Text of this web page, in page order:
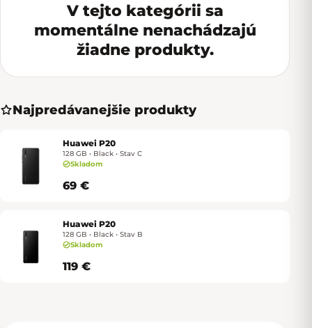
V tejto kategórii sa
momentálne nenachádzajú
žiadne produkty.
Najpredávanejšie produkty
Huawei P20
128 GB • Black • Stav C
Skladom
69 €
Huawei P20
128 GB • Black • Stav B
Skladom
119 €